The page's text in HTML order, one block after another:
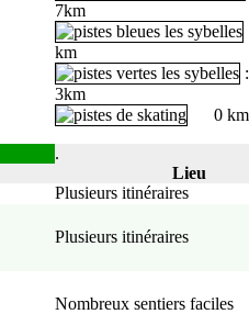
savoie haute-savoie isère
7km
km
3km
0 km
.
Lieu
Plusieurs itinéraires
Plusieurs itinéraires
Nombreux sentiers faciles